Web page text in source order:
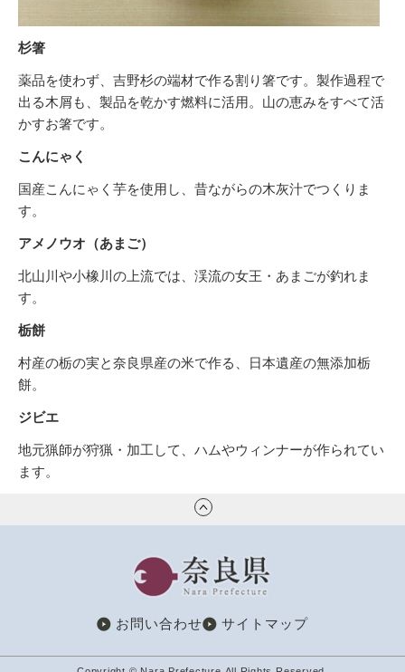
杉箸
薬品を使わず、吉野杉の端材で作る割り箸です。製作過程で
出る木屑も、製品を乾かす燃料に活用。山の恵みをすべて活
かすお箸です。
こんにゃく
国産こんにゃく芋を使用し、昔ながらの木灰汁でつくりま
す。
アメノウオ（あまご）
北山川や小橡川の上流では、渓流の女王・あまごが釣れま
す。
栃餅
村産の栃の実と奈良県産の米で作る、日本遺産の無添加栃
餅。
ジビエ
地元猟師が狩猟・加工して、ハムやウィンナーが作られてい
ます。
奈良県
お問い合わせ サイトマップ